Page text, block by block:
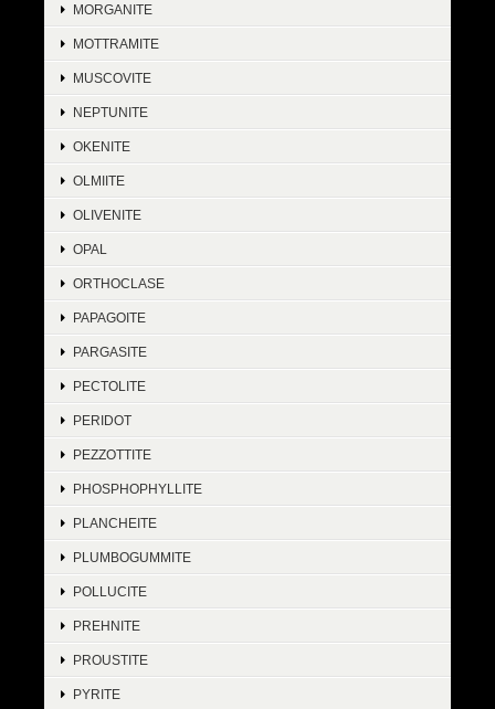
MORGANITE
MOTTRAMITE
MUSCOVITE
NEPTUNITE
OKENITE
OLMIITE
OLIVENITE
OPAL
ORTHOCLASE
PAPAGOITE
PARGASITE
PECTOLITE
PERIDOT
PEZZOTTITE
PHOSPHOPHYLLITE
PLANCHEITE
PLUMBOGUMMITE
POLLUCITE
PREHNITE
PROUSTITE
PYRITE